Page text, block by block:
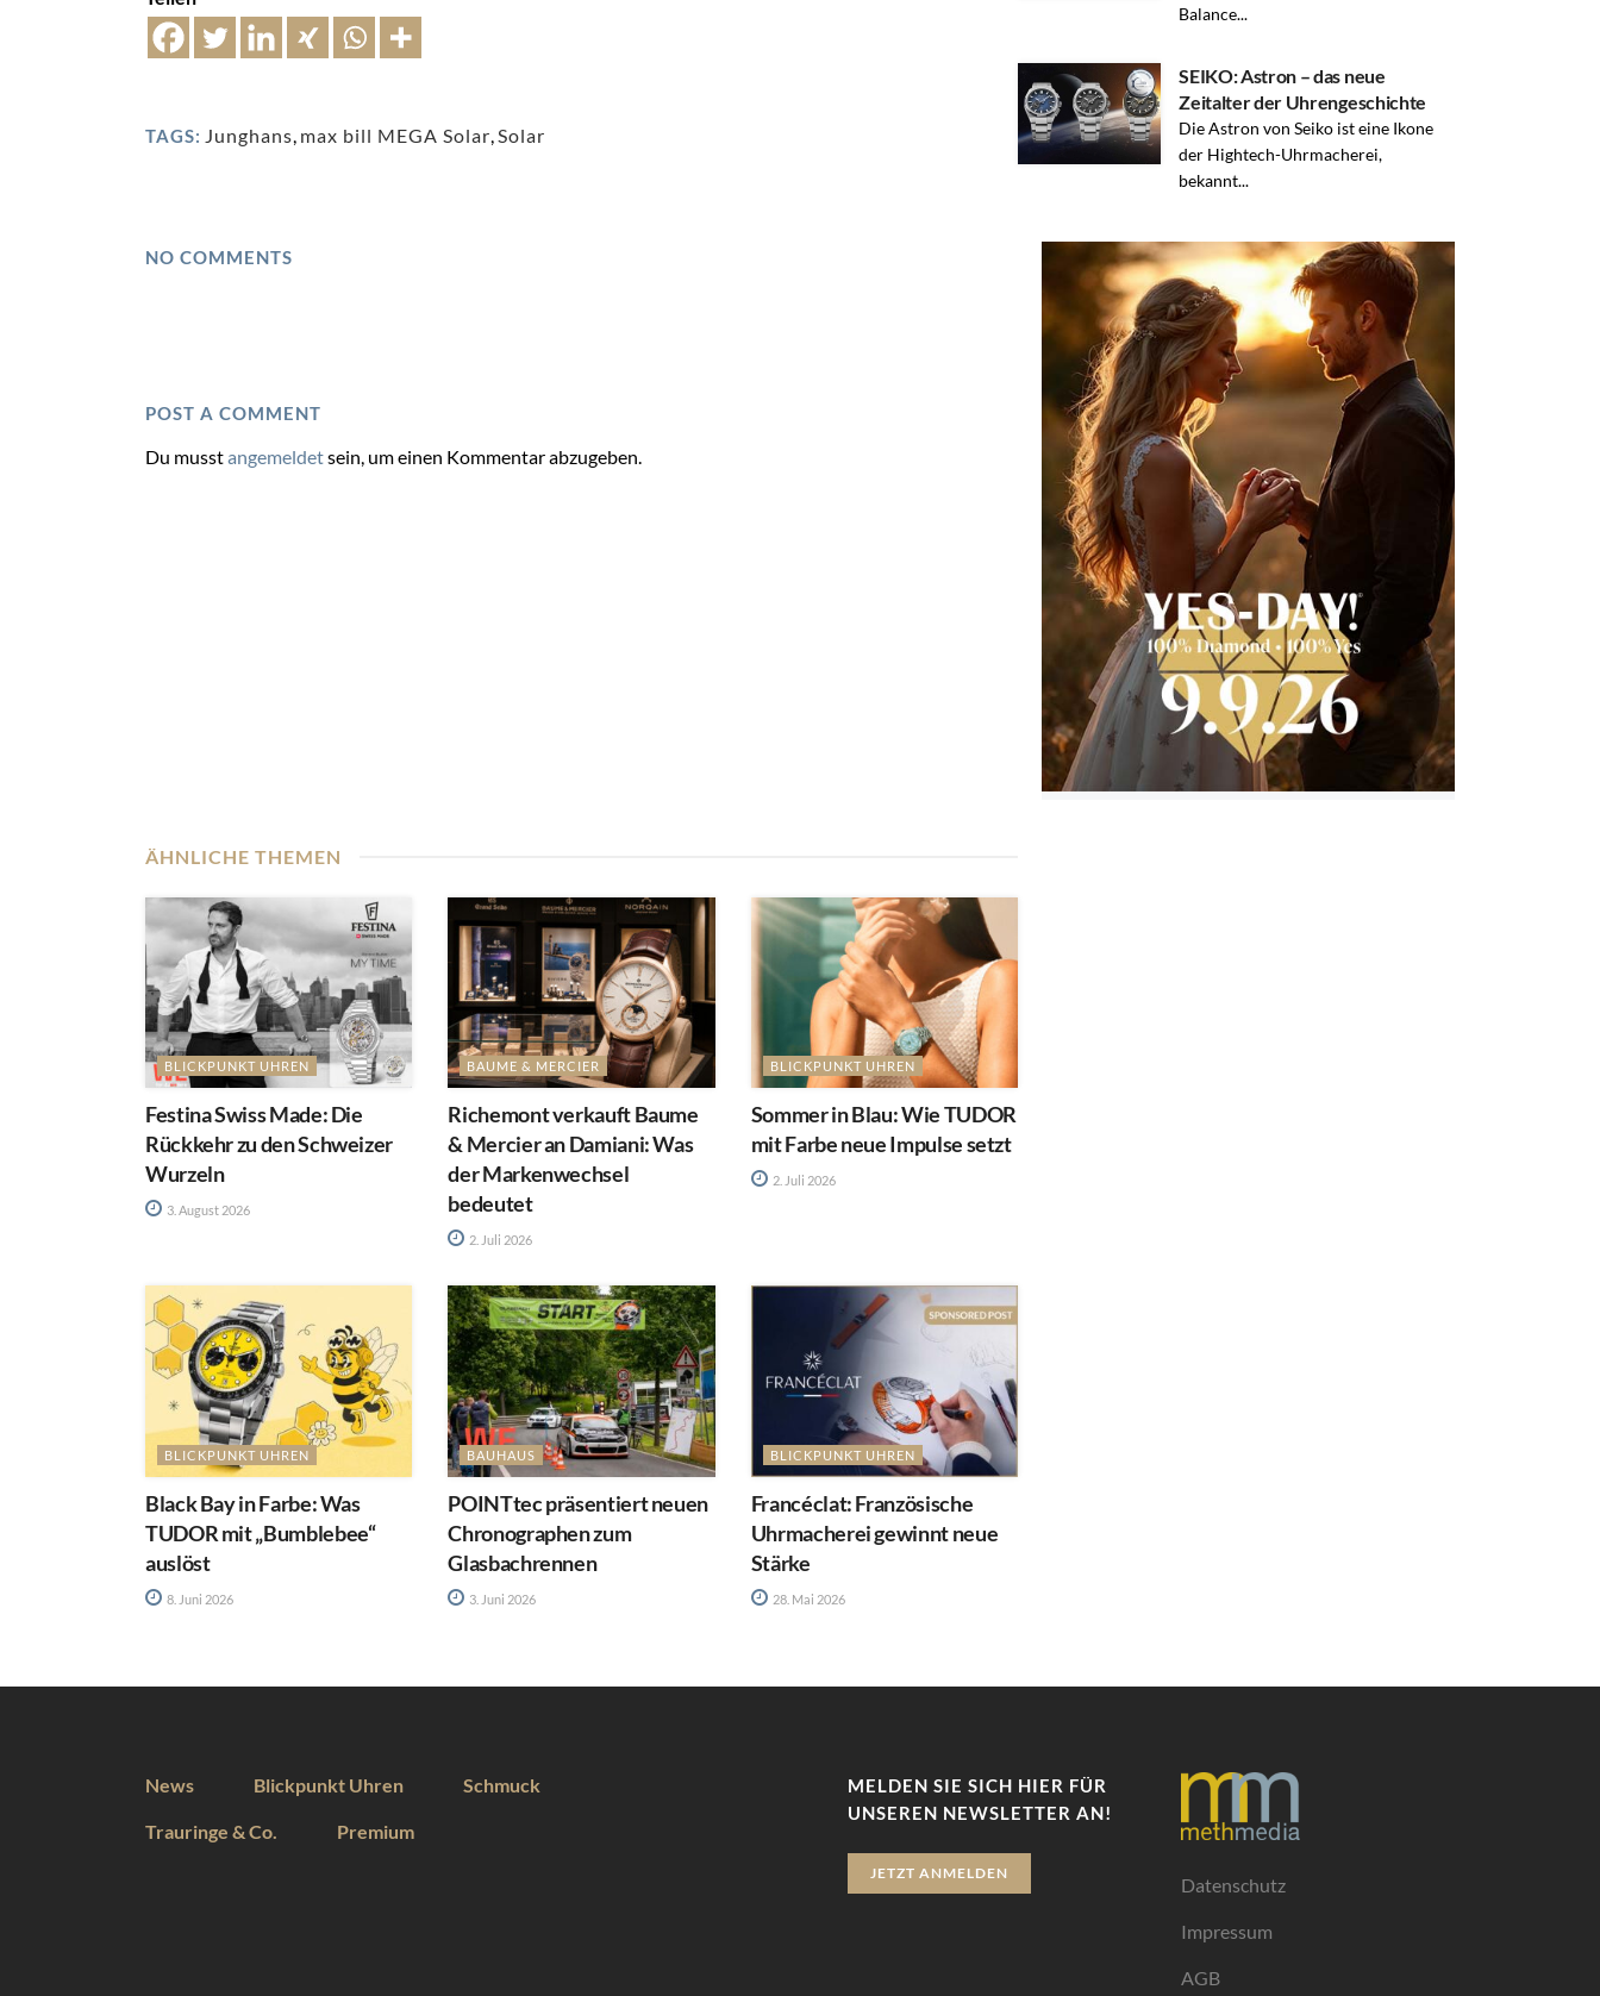
TAGS: Junghans, max bill MEGA Solar,Solar
NO COMMENTS
POST A COMMENT
Du musstangemeldetsein, um einen Kommentar abzugeben.
Balance...
SEIKO: Astron – das neue
Zeitalter der Uhrengeschichte
Die Astron von Seiko ist eine Ikone
der Hightech-Uhrmacherei,
bekannt...
ÄHNLICHE THEMEN
BLICKPUNKT UHREN
Festina Swiss Made: Die
Rückkehr zu den Schweizer
Wurzeln
3. August 2026
BAUME & MERCIER
Richemont verkauft Baume
& Mercier an Damiani: Was
der Markenwechsel
bedeutet
2. Juli 2026
BLICKPUNKT UHREN
Sommer in Blau: Wie TUDOR
mit Farbe neue Impulse setzt
2. Juli 2026
BLICKPUNKT UHREN
Black Bay in Farbe: Was
TUDOR mit „Bumblebee“
auslöst
8. Juni 2026
BAUHAUS
POINTtec präsentiert neuen
Chronographen zum
Glasbachrennen
3. Juni 2026
BLICKPUNKT UHREN
Francéclat: Französische
Uhrmacherei gewinnt neue
Stärke
28. Mai 2026
News Blickpunkt Uhren Schmuck
Trauringe & Co. Premium
MELDEN SIE SICH HIER FÜR
UNSEREN NEWSLETTER AN!
JETZT ANMELDEN
Datenschutz
Impressum
AGB